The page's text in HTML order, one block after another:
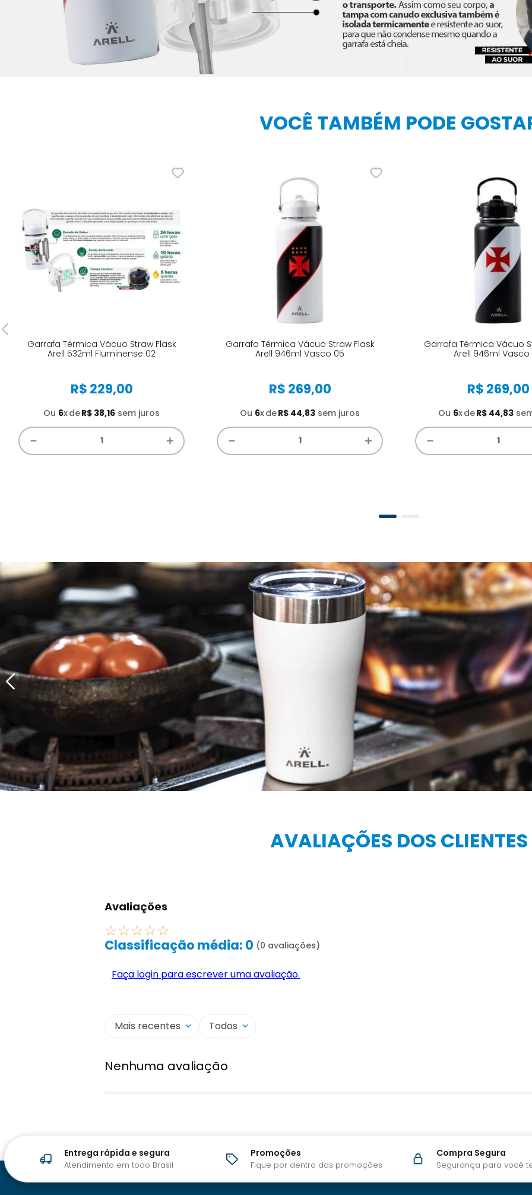
VOCÊ TAMBÉM PODE
Garrafa Térmica Vácuo Straw Flask
Arell 532ml Fluminense 02
R$ 229,00
Ou 6x R$ 38,16 sem juros
＋
－
Garrafa Térmica Vácuo Straw Flask
Arell 946ml Vasco 05
R$ 269,00
Ou 6x R$ 44,83 sem juros
＋
－
Garrafa Térmica Vácuo
Arell 946ml Vasco
R$ 269,00
Ou 6x R$ 44,83
－
AVALIAÇÕES DOS CLIENTES
Avaliações
☆☆☆☆☆
Classificação média: 0 (0 avaliações)
Faça login para escrever uma avaliação.
Mais recentes Todos
Nenhuma avaliação
Entrega rápida e segura
Atendimento em todo Brasil
Promoções
Fique por dentro das promoções
Compra Segura
Segurança para você